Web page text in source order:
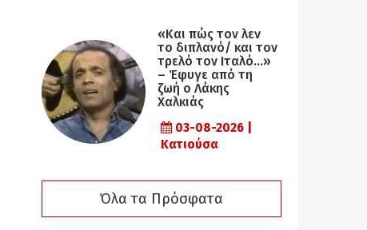
«Και πώς τον λεν
το διπλανό/ και τον
τρελό τον Ιταλό…»
– Έφυγε από τη
ζωή ο Λάκης
Χαλκιάς
03-08-2026 |
Κατιούσα
Όλα τα Πρόσφατα